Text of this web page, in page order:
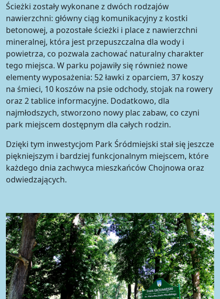
Ścieżki zostały wykonane z dwóch rodzajów
nawierzchni: główny ciąg komunikacyjny z kostki
betonowej, a pozostałe ścieżki i place z nawierzchni
mineralnej, która jest przepuszczalna dla wody i
powietrza, co pozwala zachować naturalny charakter
tego miejsca. W parku pojawiły się również nowe
elementy wyposażenia: 52 ławki z oparciem, 37 koszy
na śmieci, 10 koszów na psie odchody, stojak na rowery
oraz 2 tablice informacyjne. Dodatkowo, dla
najmłodszych, stworzono nowy plac zabaw, co czyni
park miejscem dostępnym dla całych rodzin.
Dzięki tym inwestycjom Park Śródmiejski stał się jeszcze
piękniejszym i bardziej funkcjonalnym miejscem, które
każdego dnia zachwyca mieszkańców Chojnowa oraz
odwiedzających.